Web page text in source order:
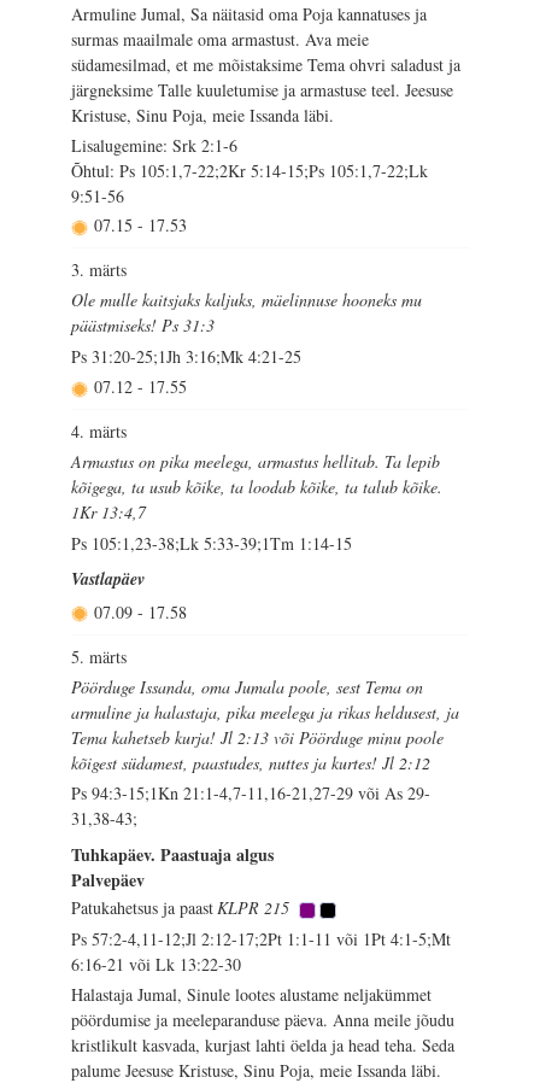
Armuline Jumal, Sa näitasid oma Poja kannatuses ja
surmas maailmale oma armastust. Ava meie
südamesilmad, et me mõistaksime Tema ohvri saladust ja
järgneksime Talle kuuletumise ja armastuse teel. Jeesuse
Kristuse, Sinu Poja, meie Issanda läbi.
Lisalugemine: Srk 2:1-6
Õhtul: Ps 105:1,7-22;2Kr 5:14-15;Ps 105:1,7-22;Lk
9:51-56
07.15 - 17.53
3. märts
Ole mulle kaitsjaks kaljuks, mäelinnuse hooneks mu
päästmiseks! Ps 31:3
Ps 31:20-25;1Jh 3:16;Mk 4:21-25
07.12 - 17.55
4. märts
Armastus on pika meelega, armastus hellitab. Ta lepib
kõigega, ta usub kõike, ta loodab kõike, ta talub kõike.
1Kr 13:4,7
Ps 105:1,23-38;Lk 5:33-39;1Tm 1:14-15
Vastlapäev
07.09 - 17.58
5. märts
Pöörduge Issanda, oma Jumala poole, sest Tema on
armuline ja halastaja, pika meelega ja rikas heldusest, ja
Tema kahetseb kurja! Jl 2:13 või Pöörduge minu poole
kõigest südamest, paastudes, nuttes ja kurtes! Jl 2:12
Ps 94:3-15;1Kn 21:1-4,7-11,16-21,27-29 või As 29-
31,38-43;
Tuhkapäev. Paastuaja algus
Palvepäev
Patukahetsus ja paastKLPR 215
Ps 57:2-4,11-12;Jl 2:12-17;2Pt 1:1-11 või 1Pt 4:1-5;Mt
6:16-21 või Lk 13:22-30
Halastaja Jumal, Sinule lootes alustame neljakümmet
pöördumise ja meeleparanduse päeva. Anna meile jõudu
kristlikult kasvada, kurjast lahti öelda ja head teha. Seda
palume Jeesuse Kristuse, Sinu Poja, meie Issanda läbi.